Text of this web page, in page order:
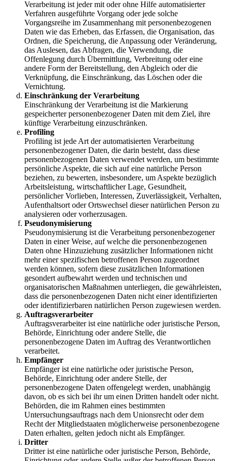
Verarbeitung ist jeder mit oder ohne Hilfe automatisierter
Verfahren ausgeführte Vorgang oder jede solche
Vorgangsreihe im Zusammenhang mit personenbezogenen
Daten wie das Erheben, das Erfassen, die Organisation, das
Ordnen, die Speicherung, die Anpassung oder Veränderung,
das Auslesen, das Abfragen, die Verwendung, die
Offenlegung durch Übermittlung, Verbreitung oder eine
andere Form der Bereitstellung, den Abgleich oder die
Verknüpfung, die Einschränkung, das Löschen oder die
Vernichtung.
Einschränkung der Verarbeitung
Einschränkung der Verarbeitung ist die Markierung
gespeicherter personenbezogener Daten mit dem Ziel, ihre
künftige Verarbeitung einzuschränken.
Profiling
Profiling ist jede Art der automatisierten Verarbeitung
personenbezogener Daten, die darin besteht, dass diese
personenbezogenen Daten verwendet werden, um bestimmte
persönliche Aspekte, die sich auf eine natürliche Person
beziehen, zu bewerten, insbesondere, um Aspekte bezüglich
Arbeitsleistung, wirtschaftlicher Lage, Gesundheit,
persönlicher Vorlieben, Interessen, Zuverlässigkeit, Verhalten,
Aufenthaltsort oder Ortswechsel dieser natürlichen Person zu
analysieren oder vorherzusagen.
Pseudonymisierung
Pseudonymisierung ist die Verarbeitung personenbezogener
Daten in einer Weise, auf welche die personenbezogenen
Daten ohne Hinzuziehung zusätzlicher Informationen nicht
mehr einer spezifischen betroffenen Person zugeordnet
werden können, sofern diese zusätzlichen Informationen
gesondert aufbewahrt werden und technischen und
organisatorischen Maßnahmen unterliegen, die gewährleisten,
dass die personenbezogenen Daten nicht einer identifizierten
oder identifizierbaren natürlichen Person zugewiesen werden.
Auftragsverarbeiter
Auftragsverarbeiter ist eine natürliche oder juristische Person,
Behörde, Einrichtung oder andere Stelle, die
personenbezogene Daten im Auftrag des Verantwortlichen
verarbeitet.
Empfänger
Empfänger ist eine natürliche oder juristische Person,
Behörde, Einrichtung oder andere Stelle, der
personenbezogene Daten offengelegt werden, unabhängig
davon, ob es sich bei ihr um einen Dritten handelt oder nicht.
Behörden, die im Rahmen eines bestimmten
Untersuchungsauftrags nach dem Unionsrecht oder dem
Recht der Mitgliedstaaten möglicherweise personenbezogene
Daten erhalten, gelten jedoch nicht als Empfänger.
Dritter
Dritter ist eine natürliche oder juristische Person, Behörde,